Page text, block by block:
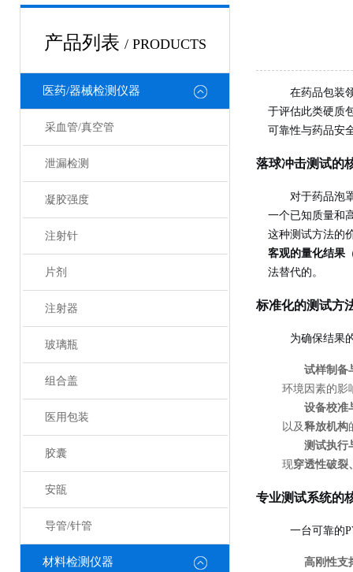
产品列表 / PRODUCTS
医药/器械检测仪器
采血管/真空管
泄漏检测
凝胶强度
注射针
片剂
注射器
玻璃瓶
组合盖
医用包装
胶囊
安瓿
导管/针管
材料检测仪器
在药品包装
于评估此类硬质
可靠性与药品安
落球冲击测试的
对于药品泡
一个已知质量和
这种测试方法的
客观的量化结果
法替代的。
标准化的测试方
为确保结果
试样制备
环境因素的影
设备校准
以及释放机构
测试执行
现穿透性破裂
专业测试系统的
一台可靠的
高刚性支